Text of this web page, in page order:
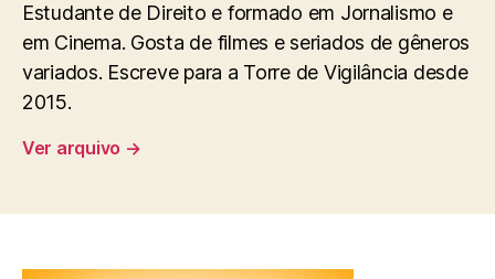
Estudante de Direito e formado em Jornalismo e
em Cinema. Gosta de filmes e seriados de gêneros
variados. Escreve para a Torre de Vigilância desde
2015.
Ver arquivo →